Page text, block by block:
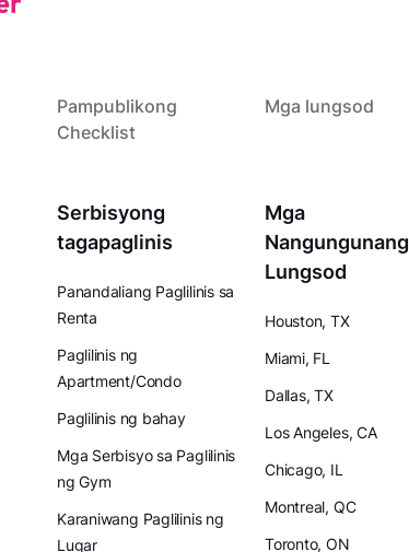
Pampublikong
Checklist
Mga lungsod
Serbisyong
tagapaglinis
Panandaliang Paglilinis sa
Renta
Paglilinis ng
Apartment/Condo
Paglilinis ng bahay
Mga Serbisyo sa Paglilinis
ng Gym
Karaniwang Paglilinis ng
Lugar
Mga
Nangungunang
Lungsod
Houston, TX
Miami, FL
Dallas, TX
Los Angeles, CA
Chicago, IL
Montreal, QC
Toronto, ON